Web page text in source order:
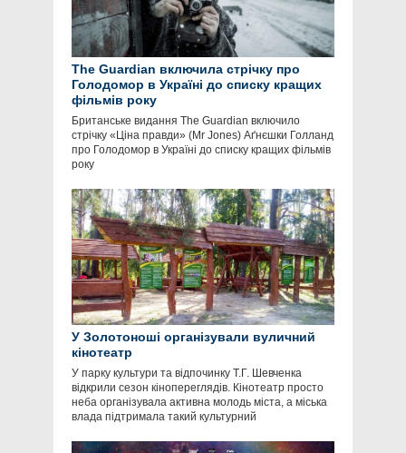
The Guardian включила стрічку про
Голодомор в Україні до списку кращих
фільмів року
Британське видання The Guardian включило
стрічку «Ціна правди» (Mr Jones) Аґнєшки Голланд
про Голодомор в Україні до списку кращих фільмів
року
У Золотоноші організували вуличний
кінотеатр
У парку культури та відпочинку Т.Г. Шевченка
відкрили сезон кінопереглядів. Кінотеатр просто
неба організувала активна молодь міста, а міська
влада підтримала такий культурний